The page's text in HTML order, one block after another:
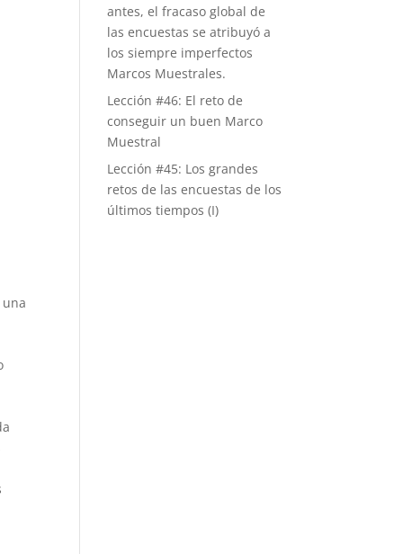
antes, el fracaso global de
las encuestas se atribuyó a
los siempre imperfectos
Marcos Muestrales.
Lección #46: El reto de
conseguir un buen Marco
Muestral
Lección #45: Los grandes
retos de las encuestas de los
últimos tiempos (I)